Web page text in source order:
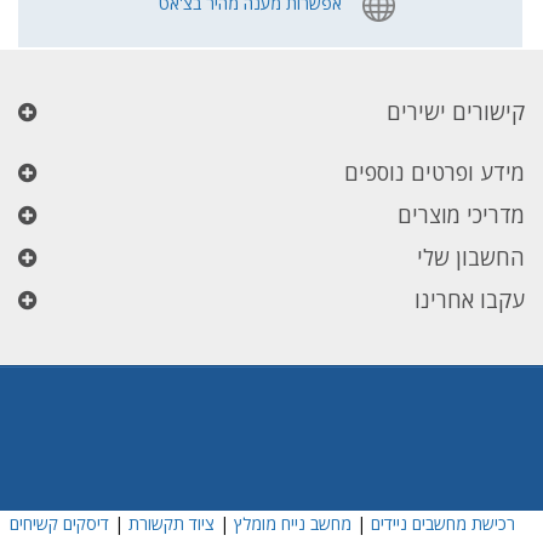
קישורים ישירים
מידע ופרטים נוספים
מדריכי מוצרים
החשבון שלי
עקבו אחרינו
רכישת מחשבים ניידים | מחשב נייח מומלץ | ציוד תקשורת |דיסקים קשיחים